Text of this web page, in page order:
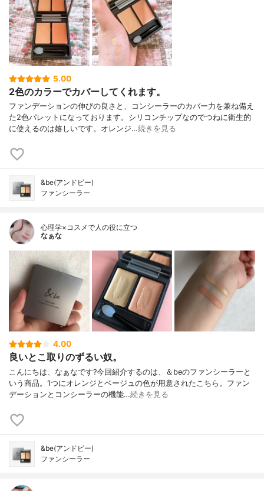
5.00
2色のカラーでカバーしてくれます。
ファンデーションの伸びの良さと、コンシーラーのカバー力を兼ね備え
た2色パレットになっております。シリコンチップなのでつねに衛生的
に使えるのは嬉しいです。オレンジ…続きを見る
&be(アンドビー)
ファンシーラー
心理学×コスメで人の役に立つ
なぁな
4.00
良いとこ取りのずるい奴。
こんにちは、なぁなです?今回紹介するのは、＆beのファンシーラーと
いう商品。1つにオレンジとベージュの色が用意されたこちら。ファン
デーションとコンシーラーの機能…続きを見る
&be(アンドビー)
ファンシーラー